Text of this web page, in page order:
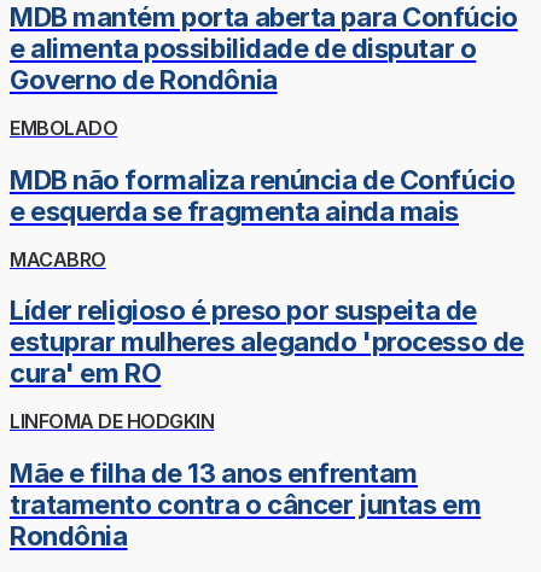
MDB mantém porta aberta para Confúcio
e alimenta possibilidade de disputar o
Governo de Rondônia
EMBOLADO
MDB não formaliza renúncia de Confúcio
e esquerda se fragmenta ainda mais
MACABRO
Líder religioso é preso por suspeita de
estuprar mulheres alegando 'processo de
cura' em RO
LINFOMA DE HODGKIN
Mãe e filha de 13 anos enfrentam
tratamento contra o câncer juntas em
Rondônia